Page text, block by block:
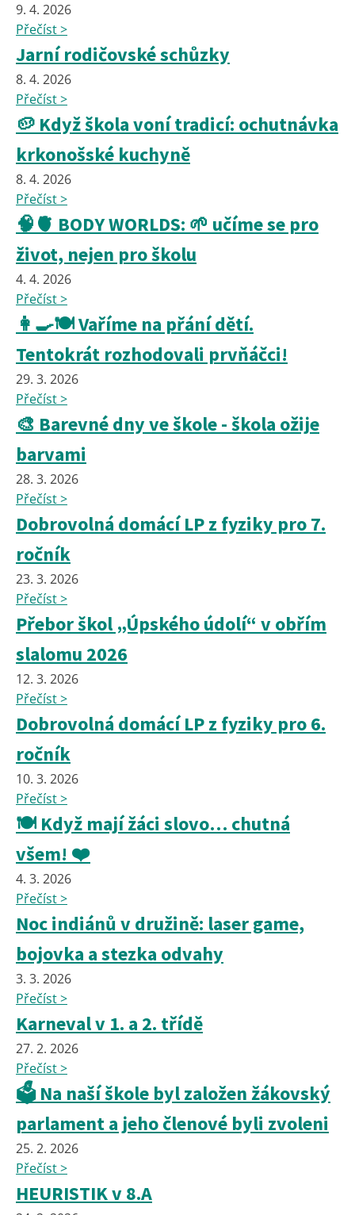
9. 4. 2026
Přečíst >
Jarní rodičovské schůzky
8. 4. 2026
Přečíst >
🥔 Když škola voní tradicí: ochutnávka
krkonošské kuchyně
8. 4. 2026
Přečíst >
🧠🫀 BODY WORLDS: 🌱 učíme se pro
život, nejen pro školu
4. 4. 2026
Přečíst >
👩‍🍳🍽️ Vaříme na přání dětí.
Tentokrát rozhodovali prvňáčci!
29. 3. 2026
Přečíst >
🎨 Barevné dny ve škole - škola ožije
barvami
28. 3. 2026
Přečíst >
Dobrovolná domácí LP z fyziky pro 7.
ročník
23. 3. 2026
Přečíst >
Přebor škol „Úpského údolí“ v obřím
slalomu 2026
12. 3. 2026
Přečíst >
Dobrovolná domácí LP z fyziky pro 6.
ročník
10. 3. 2026
Přečíst >
🍽️ Když mají žáci slovo… chutná
všem! ❤️
4. 3. 2026
Přečíst >
Noc indiánů v družině: laser game,
bojovka a stezka odvahy
3. 3. 2026
Přečíst >
Karneval v 1. a 2. třídě
27. 2. 2026
Přečíst >
🗳️ Na naší škole byl založen žákovský
parlament a jeho členové byli zvoleni
25. 2. 2026
Přečíst >
HEURISTIK v 8.A